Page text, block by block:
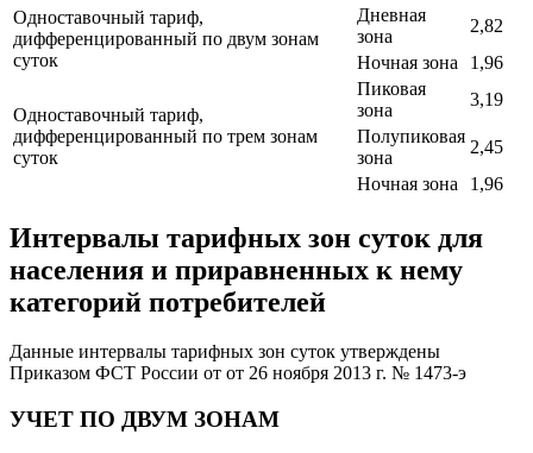
Одноставочный тариф,
дифференцированный по двум зонам
суток
Дневная
зона
2,82
Ночная зона
1,96
Одноставочный тариф,
дифференцированный по трем зонам
суток
Пиковая
зона
3,19
Полупиковая
зона
2,45
Ночная зона
1,96
Интервалы тарифных зон суток для
населения и приравненных к нему
категорий потребителей
Данные интервалы тарифных зон суток утверждены
Приказом ФСТ России от от 26 ноября 2013 г. № 1473-э
УЧЕТ ПО ДВУМ ЗОНАМ